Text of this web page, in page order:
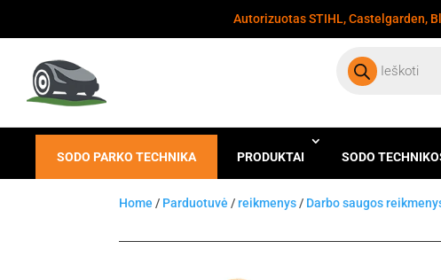
Autorizuotas STIHL, Castelgarden,
search
SODO PARKO TECHNIKA PRODUKTAI SODO
Home / Parduotuvė /reikmenys / Darbo saugos